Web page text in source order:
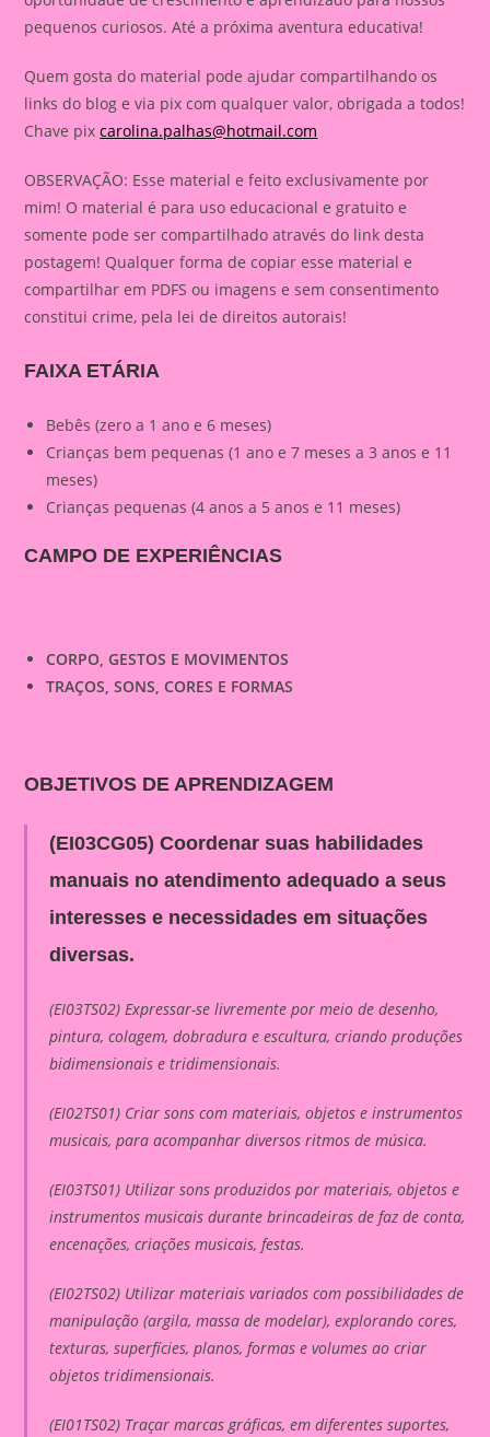
pequenos curiosos. Até a próxima aventura educativa!
Quem gosta do material pode ajudar compartilhando os
links do blog e via pix com qualquer valor, obrigada a todos!
Chave pixcarolina.palhas@hotmail.com
OBSERVAÇÃO: Esse material e feito exclusivamente por
mim! O material é para uso educacional e gratuito e
somente pode ser compartilhado através do link desta
postagem! Qualquer forma de copiar esse material e
compartilhar em PDFS ou imagens e sem consentimento
constitui crime, pela lei de direitos autorais!
FAIXA ETÁRIA
Bebês (zero a 1 ano e 6 meses)
Crianças bem pequenas (1 ano e 7 meses a 3 anos e 11
meses)
Crianças pequenas (4 anos a 5 anos e 11 meses)
CAMPO DE EXPERIÊNCIAS
CORPO, GESTOS E MOVIMENTOS
TRAÇOS, SONS, CORES E FORMAS
OBJETIVOS DE APRENDIZAGEM
(EI03CG05) Coordenar suas habilidades
manuais no atendimento adequado a seus
interesses e necessidades em situações
diversas.
(EI03TS02) Expressar-se livremente por meio de desenho,
pintura, colagem, dobradura e escultura, criando produções
bidimensionais e tridimensionais.
(EI02TS01) Criar sons com materiais, objetos e instrumentos
musicais, para acompanhar diversos ritmos de música.
(EI03TS01) Utilizar sons produzidos por materiais, objetos e
instrumentos musicais durante brincadeiras de faz de conta,
encenações, criações musicais, festas.
(EI02TS02) Utilizar materiais variados com possibilidades de
manipulação (argila, massa de modelar), explorando cores,
texturas, superfícies, planos, formas e volumes ao criar
objetos tridimensionais.
(EI01TS02) Traçar marcas gráficas, em diferentes suportes,